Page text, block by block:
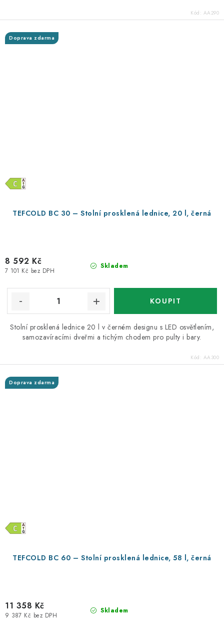
Kód: AA290
TEFCOLD BC 30 – Stolní prosklená lednice, 20 l, černá
Doprava zdarma
Skladem
7 101 Kč bez DPH
8 592 Kč
Stolní prosklená lednice 20 l v černém designu s LED osvětlením,
samozavíracími dveřmi a tichým chodem pro pulty i bary.
Kód: AA300
TEFCOLD BC 60 – Stolní prosklená lednice, 58 l, černá
Doprava zdarma
Skladem
9 387 Kč bez DPH
11 358 Kč